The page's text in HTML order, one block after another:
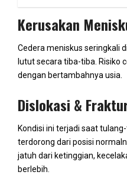
Kerusakan
Cedera meniskus seringkali
lutut secara tiba-tiba. Risiko
dengan bertambahnya usia.
Dislokasi &
Kondisi ini terjadi saat
terdorong dari posisi
jatuh dari ketinggian,
berlebih.